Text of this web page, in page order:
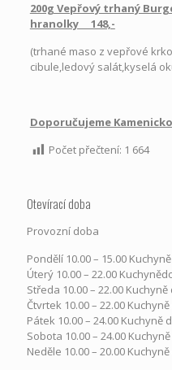
200g Vepřový trhaný
hranolky 148,-
(trhané maso z vepřové
cibule,ledový salát,kyselá
Doporučujeme
Počet přečtení: 1 664
Otevírací doba
Provozní doba
Pondělí​ 10.00 – 15.00​​
Úterý ​10.00 – 22.00​​
Středa ​10.00 – 22.00 ​​Kuchyně
Čtvrtek​ 10.00 – 22.00
Pátek​ 10.00 – 24.00​​ Kuchyně
Sobota ​10.00 – 24.00​​
Neděle ​10.00 – 20.00​​